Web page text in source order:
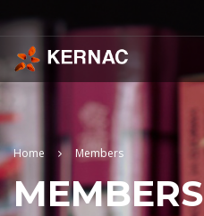
Home Members
MEMBERS